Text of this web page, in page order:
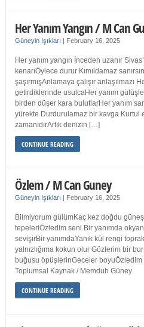
Her Yanım Yangın / M Can
Güneyin Işıkları | February 16, 2025
Her yanım yangın İnceden uzanır
kenarıÖylece durur Kımıldamaz
şaşırmışAnlamaya çalışır anlaşılmazı
getirdiklerinde usulcaHer yanım
birden düşer kara bulutlarHer yanım
yürekte Durdurulamaz bir kavga Kurtul
zamanıdırArtık denizin […]
CONTINUE READING
Özlem / M Can Guney
Güneyin Işıkları | February 16, 2025
Bilmiyorum gülümKaç kez doğdu
tepeleriÖzledim seni Bir yanımda
sevişirBir yanımdaYanık kül rengi
yalnızlığıma kokun olur Gözlerim bir
buğusu öpüşlerinGeceler
Toplumsal Kaynak / Memduh Güney
CONTINUE READING